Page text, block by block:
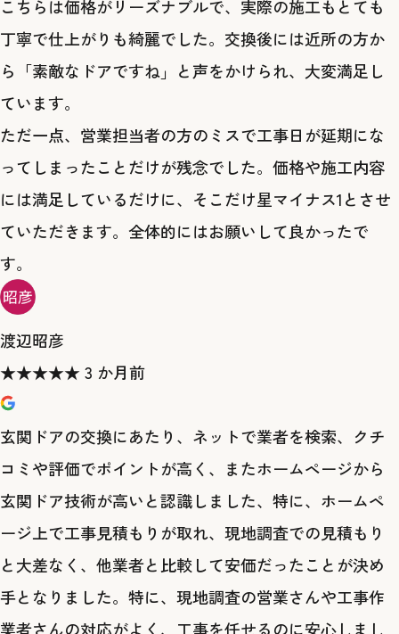
​こちらは価格がリーズナブルで、実際の施工もとても
丁寧で仕上がりも綺麗でした。交換後には近所の方か
ら「素敵なドアですね」と声をかけられ、大変満足し
ています。
​ただ一点、営業担当者の方のミスで工事日が延期にな
ってしまったことだけが残念でした。価格や施工内容
には満足しているだけに、そこだけ星マイナス1とさせ
ていただきます。全体的にはお願いして良かったで
す。
渡辺昭彦
★★★★★3 か月前
玄関ドアの交換にあたり、ネットで業者を検索、クチ
コミや評価でポイントが高く、またホームページから
玄関ドア技術が高いと認識しました、特に、ホームペ
ージ上で工事見積もりが取れ、現地調査での見積もり
と大差なく、他業者と比較して安価だったことが決め
手となりました。特に、現地調査の営業さんや工事作
業者さんの対応がよく、工事を任せるのに安心しまし